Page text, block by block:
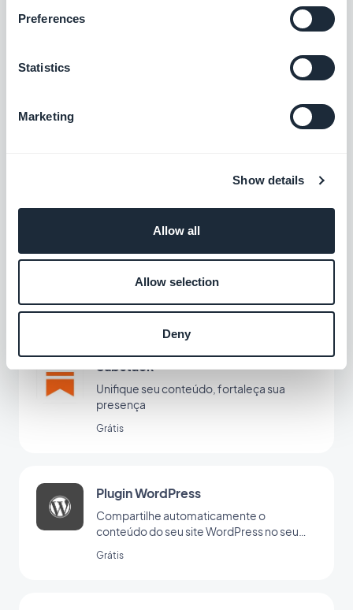
Preferences
Statistics
Marketing
Show details
Allow all
Allow selection
Deny
Compartilhe conteúdo externo criando
seu próprio feed personalizado com a
Sincronize suas publicações do Medium no
seu aplicativo
Grátis
Substack
Unifique seu conteúdo, fortaleça sua
presença
Grátis
Plugin WordPress
Compartilhe automaticamente o
conteúdo do seu site WordPress no seu
Wordpress
Grátis